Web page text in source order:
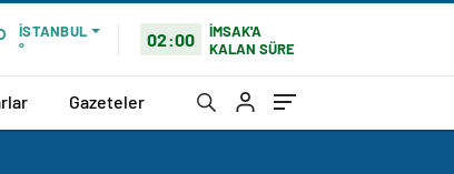
İSTANBUL
°
02:00
İMSAK'A
KALAN SÜRE
Gazeteler